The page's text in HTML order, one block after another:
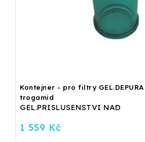
Kontejner - pro filtry
trogamid
GEL.PRISLUSENSTVI NAD
1 559 Kč